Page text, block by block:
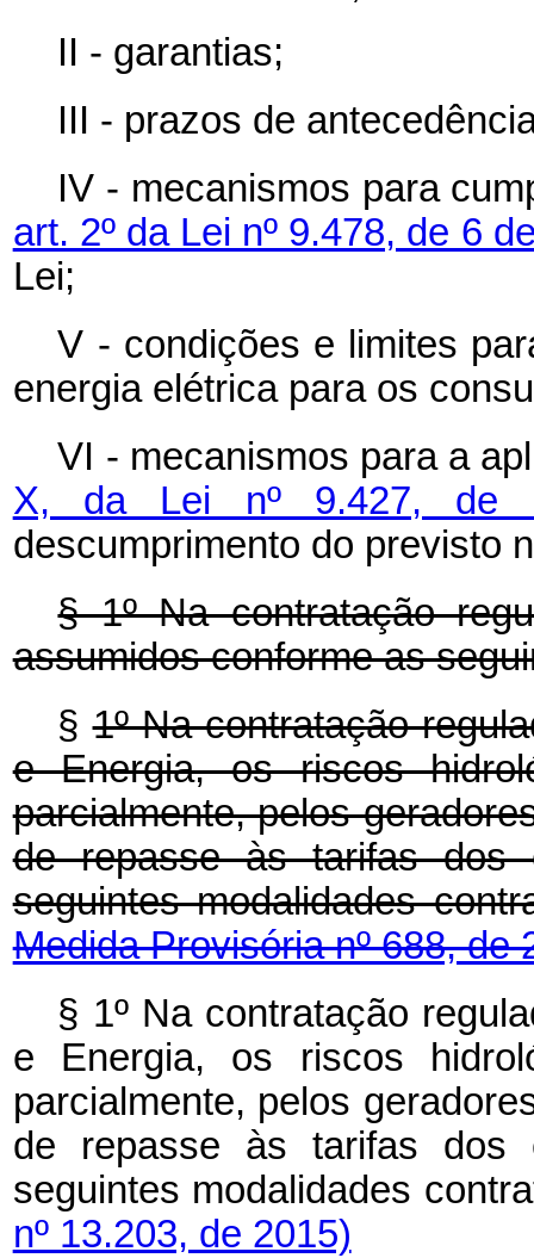
II - garantias;
III - prazos de
IV - mecanismos para
art. 2º da Lei nº 9.478, de 6
Lei;
V - condições e limites
energia elétrica para os
VI - mecanismos para a
X, da Lei nº 9.427, de
descumprimento do previsto
§ 1º Na contratação
assumidos conforme as
§1º Na contratação
e Energia, os riscos
parcialmente, pelos
de repasse às tarifas dos
seguintes
Medida Provisória nº 688, de
§ 1º Na contratação
e Energia, os riscos
parcialmente, pelos
de repasse às tarifas dos
seguintes modalidades
nº 13.203, de 2015)